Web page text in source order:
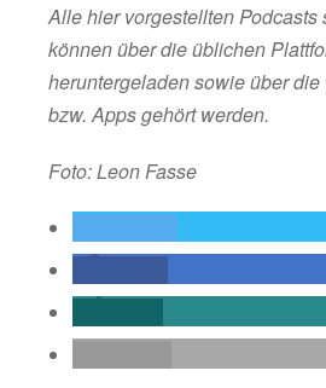
Alle hier vorgestellten Podcasts
können über die üblichen
heruntergeladen sowie über
bzw. Apps gehört werden.
Foto: Leon Fasse